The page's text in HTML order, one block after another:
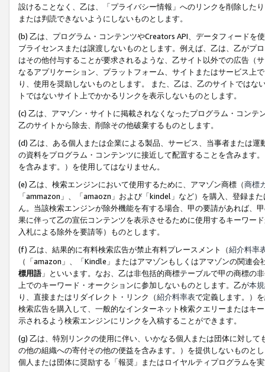
設けることなく、乙は、「プライバシー情報」へのリンクを削除した
または判読できないようにしないものとします。
(b) 乙は、プログラム・コンテンツやCreators API、データフィード
ブライセンスまたは譲渡しないものとします。例えば、乙は、乙がプ
はその他付与することが要求されるような、乙サイト以外での広告（
なるアプリケーション、プラットフォーム、サイトまたはサービス上
り、使用を奨励しないものとします。 また、乙は、乙のサイトでは
トではないサイト上でかかるリンクを表示しないものとします。
(c) 乙は、アマゾン・サイトに掲載されなくなったプログラム・コン
乙のサイトから除去、削除その他破棄するものとします。
(d) 乙は、ある個人または企業による製品、サービス、当事者または
の資料をプログラム・コンテンツに接近して配置することを含みます
を含みます。）を使用してはなりません。
(e) 乙は、検索エンジンにおいて使用するために、アマゾン商標（商標
「ammazon」、「amaozn」および「kindel」など）を購入、登録ま
ん。当該検索エンジンが除外機能を有する場合、甲の要請があれば、
果に伴って乙の宣伝コンテンツを表示させるために使用するキーワー
入札による除外を要請等）ものとします。
(f) 乙は、結果的に有料検索広告が禁止有料プレースメント（紹介料率
（「amazon」、「Kindle」またはアマゾンもしくはアマゾンの関連
標用語」といいます。なお、乙は非包括的商標テーブルで甲の商標の
上でのキーワード・オークションに参加しないものとします。乙が本
り、直接またはリダイレクト・リンク（紹介料率表で定義します。）
検索広告を購入して、一般的なインターネット検索クエリーまたはキ
示されるよう検索エンジンにリンクを入稿することができます。
(g) 乙は、特別リンクの使用に伴い、いかなる個人または団体に対し
の他の組織への寄付その他の便益を含みます。）を提供しないものと
個人または団体に奨励する「報奨」またはロイヤルティプログラムを